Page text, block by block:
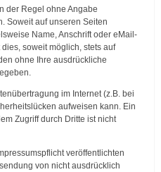
der Regel ohne Angabe
Soweit auf unseren Seiten
Name, Anschrift oder eMail-
soweit möglich, stets auf
ohne Ihre ausdrückliche
im Internet (z.B. bei
aufweisen kann. Ein
Zugriff durch Dritte ist nicht
veröffentlichten
von nicht ausdrücklich